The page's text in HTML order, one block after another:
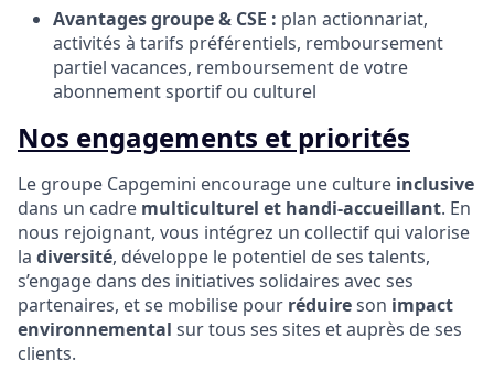
Avantages groupe & CSE : plan actionnariat,
activités à tarifs préférentiels, remboursement
partiel vacances, remboursement de votre
abonnement sportif ou culturel
Nos engagements et priorités
Le groupe Capgemini encourage une culture inclusive
dans un cadre multiculturel et handi-accueillant. En
nous rejoignant, vous intégrez un collectif qui valorise
la diversité, développe le potentiel de ses talents,
s’engage dans des initiatives solidaires avec ses
partenaires, et se mobilise pour réduireson impact
environnemental sur tous ses sites et auprès de ses
clients.